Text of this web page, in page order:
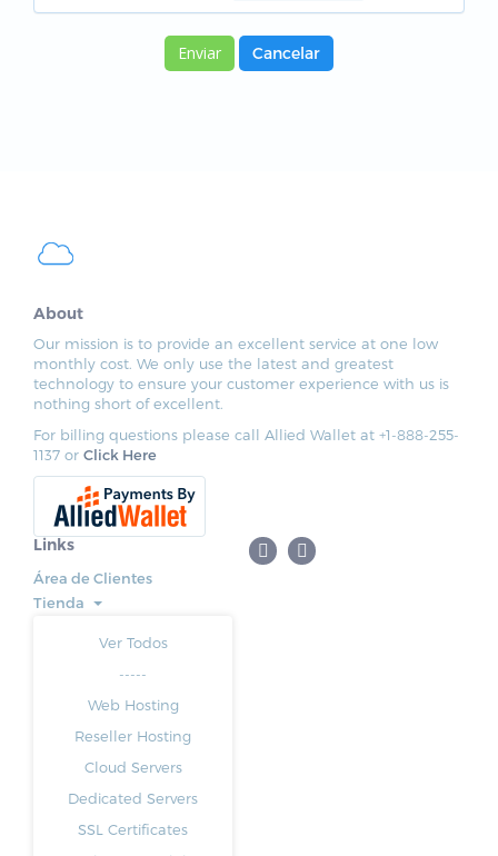
Cancelar
About
Our mission is to provide an excellent service at one low
monthly cost. We only use the latest and greatest
technology to ensure your customer experience with us is
nothing short of excellent.
For billing questions please call Allied Wallet at +1-888-255-
1137 or Click Here
Links
Área de Clientes
Tienda
Ver Todos
-----
Web Hosting
Reseller Hosting
Cloud Servers
Dedicated Servers
SSL Certificates